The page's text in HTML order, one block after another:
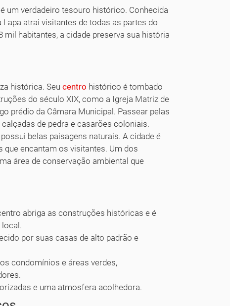
um verdadeiro tesouro histórico. Conhecida
atrai visitantes de todas as partes do
habitantes, a cidade preserva sua história
histórica. Seucentro histórico é tombado
do século XIX, como a Igreja Matriz de
prédio da Câmara Municipal. Passear pelas
de pedra e casarões coloniais.
belas paisagens naturais. A cidade é
encantam os visitantes. Um dos
área de conservação ambiental que
abriga as construções históricas e é
por suas casas de alto padrão e
condomínios e áreas verdes,
e uma atmosfera acolhedora.